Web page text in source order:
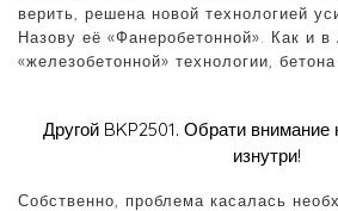
верить, решена новой технологией
Назову её «Фанеробетонной». Как и в
«железобетонной» технологии,
Другой BKP2501. Обрати внимание
изнутри!
Собственно, проблема касалась